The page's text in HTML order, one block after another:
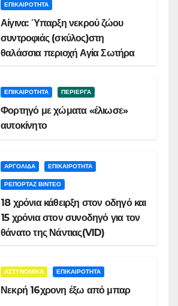
ΕΠΙΚΑΙΡΟΤΗΤΑ
Αίγινα: Ύπαρξη νεκρού ζώου
συντροφιάς (σκύλος)στη
θαλάσσια περιοχή Αγία Σωτήρα
ΕΠΙΚΑΙΡΟΤΗΤΑ ΠΕΡΙΕΡΓΑ
Φορτηγό με χώματα «έλιωσε»
αυτοκίνητο
ΑΡΓΟΛΙΔΑ ΕΠΙΚΑΙΡΟΤΗΤΑ
ΡΕΠΟΡΤΑΖ ΒΙΝΤΕΟ
18 χρόνια κάθειρξη στον οδηγό και
15 χρόνια στον συνοδηγό για τον
θάνατο της Νάντιας(VID)
ΑΣΤΥΝΟΜΙΚΑ ΕΠΙΚΑΙΡΟΤΗΤΑ
Νεκρή 16χρονη έξω από μπαρ